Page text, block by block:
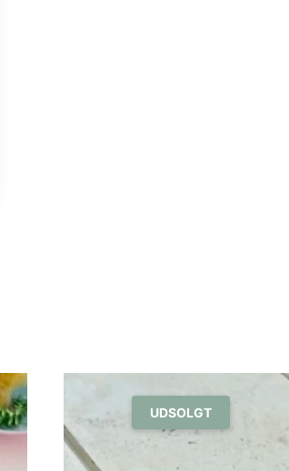
UDSOLGT